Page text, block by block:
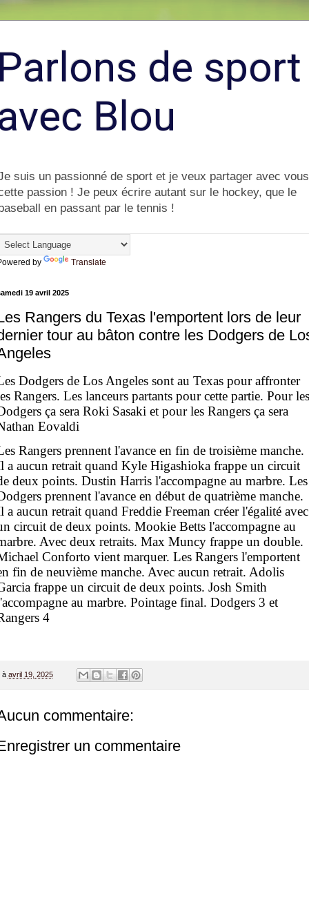
de sport
Blou
suis un passionné de sport et je veux partager avec vous
passion ! Je peux écrire autant sur le hockey, que le
en passant par le tennis !
by Translate
19 avril 2025
Rangers du Texas l'emportent lors de leur
tour au bâton contre les Dodgers de
Dodgers de Los Angeles sont au Texas pour affronter
Rangers. Les lanceurs partants pour cette partie. Pour les
ça sera Roki Sasaki et pour les Rangers ça sera
Eovaldi
Rangers prennent l'avance en fin de troisième manche.
a aucun retrait quand Kyle Higashioka frappe un circuit
deux points. Dustin Harris l'accompagne au marbre. Les
prennent l'avance en début de quatrième manche.
a aucun retrait quand Freddie Freeman créer l'égalité avec
circuit de deux points. Mookie Betts l'accompagne au
Avec deux retraits. Max Muncy frappe un double.
Conforto vient marquer. Les Rangers l'emportent
fin de neuvième manche. Avec aucun retrait. Adolis
frappe un circuit de deux points. Josh Smith
au marbre. Pointage final. Dodgers 3 et
4
à avril 19, 2025
commentaire:
un commentaire